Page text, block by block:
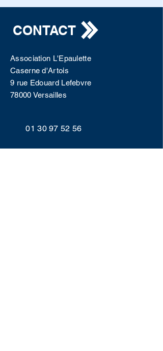
CONTACT
Association L'Epaulette
Caserne d'Artois
9 rue Edouard Lefebvre
78000 Versailles
01 30 97 52 56